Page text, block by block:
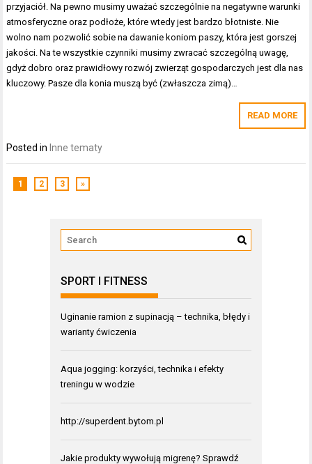
przyjaciół. Na pewno musimy uważać szczególnie na negatywne warunki
atmosferyczne oraz podłoże, które wtedy jest bardzo błotniste. Nie
wolno nam pozwolić sobie na dawanie koniom paszy, która jest gorszej
jakości. Na te wszystkie czynniki musimy zwracać szczególną uwagę,
gdyż dobro oraz prawidłowy rozwój zwierząt gospodarczych jest dla nas
kluczowy. Pasze dla konia muszą być (zwłaszcza zimą)…
READ MORE
Posted in Inne tematy
1 2 3 »
SPORT I FITNESS
Uginanie ramion z supinacją – technika, błędy i
warianty ćwiczenia
Aqua jogging: korzyści, technika i efekty
treningu w wodzie
http://superdent.bytom.pl
Jakie produkty wywołują migrenę? Sprawdź